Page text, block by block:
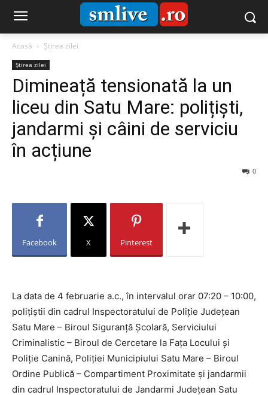
Acasă Știrea zilei
Știrea zilei
Dimineață tensionată la un
liceu din Satu Mare: polițiști,
jandarmi și câini de serviciu
în acțiune
0
Facebook X Pinterest
La data de 4 februarie a.c., în intervalul orar 07:20 – 10:00,
polițiștii din cadrul Inspectoratului de Poliție Județean
Satu Mare – Biroul Siguranță Școlară, Serviciului
Criminalistic – Biroul de Cercetare la Fața Locului și
Poliție Canină, Poliției Municipiului Satu Mare – Biroul
Ordine Publică – Compartiment Proximitate și jandarmii
din cadrul Inspectoratului de Jandarmi Județean Satu